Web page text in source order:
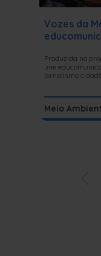
Vozes da
Produzida no
une
jornalismo
Meio